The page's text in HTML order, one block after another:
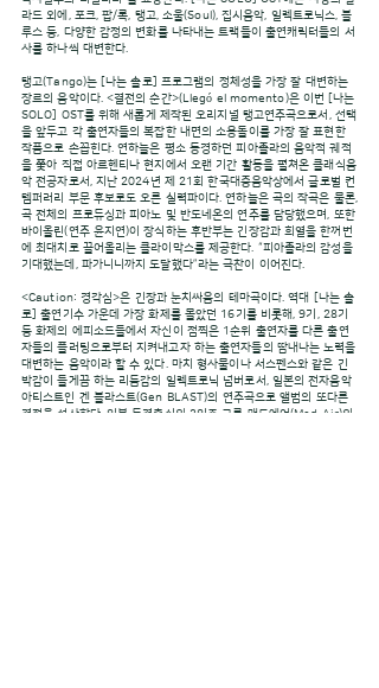
라드 외에, 포크, 팝/록, 탱고, 소울(Soul), 집시음악, 일렉트로닉스, 블
루스 등, 다양한 감정의 변화를 나타내는 트랙들이 출연캐릭터들의 서
사를 하나씩 대변한다.
탱고(Tango)는 [나는 솔로] 프로그램의 정체성을 가장 잘 대변하는
장르의 음악이다. <결전의 순간>(Llegó el momento)은 이번 [나는
SOLO] OST를 위해 새롭게 제작된 오리지널 탱고연주곡으로서, 선택
을 앞두고 각 출연자들의 복잡한 내면의 소용돌이를 가장 잘 표현한
작품으로 손꼽힌다. 연하늘은 평소 동경하던 피아졸라의 음악적 궤적
을 쫓아 직접 아르헨티나 현지에서 오랜 기간 활동을 펼쳐온 클래식음
악 전공자로서, 지난 2024년 제 21회 한국대중음악상에서 글로벌 컨
템퍼러리 부문 후보로도 오른 실력파이다. 연하늘은 곡의 작곡은 물론,
곡 전체의 프로듀싱과 피아노 및 반도네온의 연주를 담당했으며, 또한
바이올린(연주 윤지연)이 장식하는 후반부는 긴장감과 희열을 한꺼번
에 최대치로 끌어올리는 클라이막스를 제공한다. “피아졸라의 감성을
기대했는데, 파가니니까지 도달했다”라는 극찬이 이어진다.
<Caution: 경각심>은 긴장과 눈치싸움의 테마곡이다. 역대 [나는 솔
로] 출연기수 가운데 가장 화제를 몰았던 16기를 비롯해, 9기, 28기
등 화제의 에피소드들에서 자신이 점찍은 1순위 출연자를 다른 출연
자들의 플러팅으로부터 지켜내고자 하는 출연자들의 땀내나는 노력을
대변하는 음악이라 할 수 있다. 마치 형사물이나 서스펜스와 같은 긴
박감이 들게끔 하는 리듬감의 일렉트로닉 넘버로서, 일본의 전자음악
아티스트인 겐 블라스트(Gen BLAST)의 연주곡으로 앨범의 또다른
격정을 선사한다. 일본 동경출신의 3인조 그룹 매드에어(Mad Air)의